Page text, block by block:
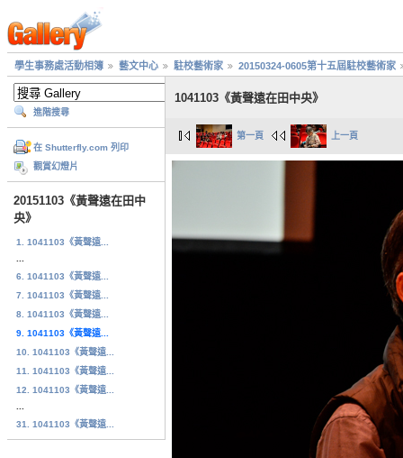
學生事務處活動相簿 藝文中心 駐校藝術家 20150324-0605第十五屆駐校藝術家
進階搜尋
在 Shutterfly.com 列印
觀賞幻燈片
20151103《黃聲遠在田中
央》
1. 1041103《黃聲遠...
6. 1041103《黃聲遠...
7. 1041103《黃聲遠...
8. 1041103《黃聲遠...
9. 1041103《黃聲遠...
10. 1041103《黃聲遠...
11. 1041103《黃聲遠...
12. 1041103《黃聲遠...
31. 1041103《黃聲遠...
1041103《黃聲遠在田中央》
第一頁 上一頁